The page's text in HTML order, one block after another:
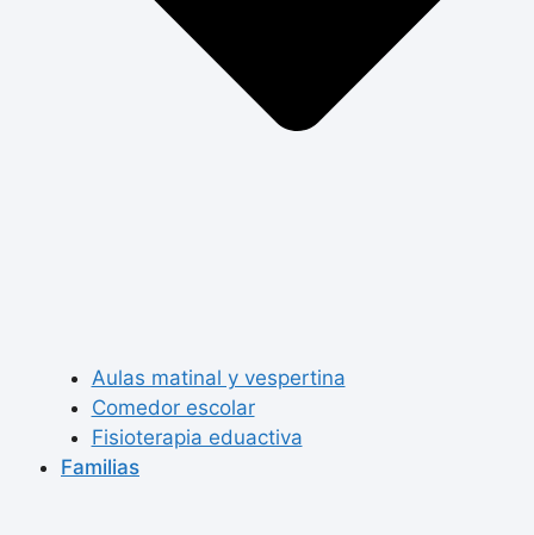
Aulas matinal y vespertina
Comedor escolar
Fisioterapia eduactiva
Familias